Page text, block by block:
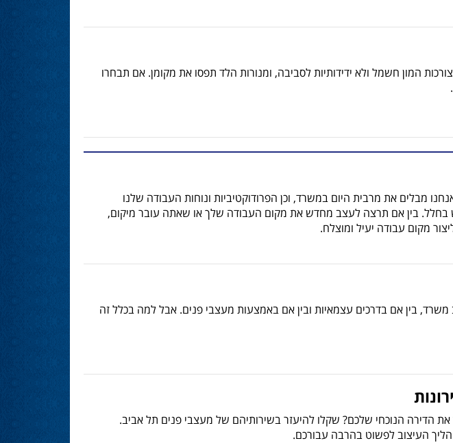
המון חשמל ולא ידידותיות לסביבה, ומנורות הלד תפסו את מקומן. אם תבחרו
מבלים את מרבית היום במשרד, וכן הפרודוקטיביות ונוחות העבודה שלנו
בין אם תרצה לעצב מחדש את מקום העבודה שלך או שאתה עובר מיקום,
מקום עבודה יעיל ומוצלח.
משרד, בין אם בדרכים עצמאיות ובין אם באמצעות מעצבי פנים. אבל למה בכלל זה
הדירה הנוכחי שלכם? שקלו להיעזר בשירותיהם של מעצבי פנים תל אביב.
העיצוב לפשוט בהרבה עבורכם.